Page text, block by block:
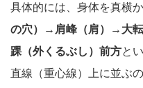
具体的には、身体を真横
の穴）→肩峰（肩）→大
踝（外くるぶし）前方と
直線（重心線）上に並ぶ